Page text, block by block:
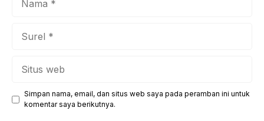
Simpan nama, email, dan situs web saya pada peramban ini untuk
komentar saya berikutnya.